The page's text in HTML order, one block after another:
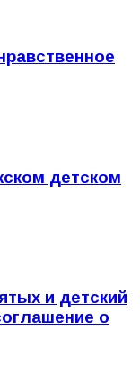
детском
и детский
о